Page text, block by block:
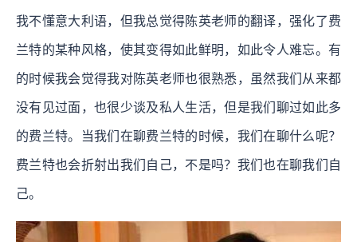
我不懂意大利语，但我总觉得陈英老师的翻译，强化了费
兰特的某种风格，使其变得如此鲜明，如此令人难忘。有
的时候我会觉得我对陈英老师也很熟悉，虽然我们从来都
没有见过面，也很少谈及私人生活，但是我们聊过如此多
的费兰特。当我们在聊费兰特的时候，我们在聊什么呢？
费兰特也会折射出我们自己，不是吗？我们也在聊我们自
己。